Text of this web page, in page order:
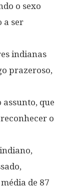
o sexo
a ser
indianas
prazeroso,
que
o
de 87